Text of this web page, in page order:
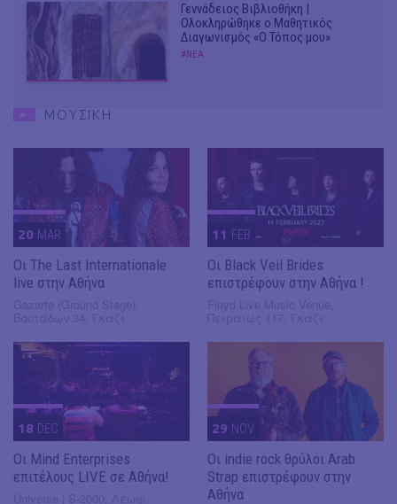
Γεννάδειος Βιβλιοθήκη |
Ολοκληρώθηκε ο Μαθητικός
Διαγωνισμός «Ο Τόπος μου»
#ΝΕΑ
ΜΟΥΣΙΚΗ
20 MAR
Οι The Last Internationale
live στην Αθήνα
11 FEB
Οι Black Veil Brides
επιστρέφουν στην Αθήνα !
18 DEC
Οι Mind Enterprises
επιτέλους LIVE σε Αθήνα!
29 NOV
Οι indie rock θρύλοι Arab
Strap επιστρέφουν στην
Αθήνα